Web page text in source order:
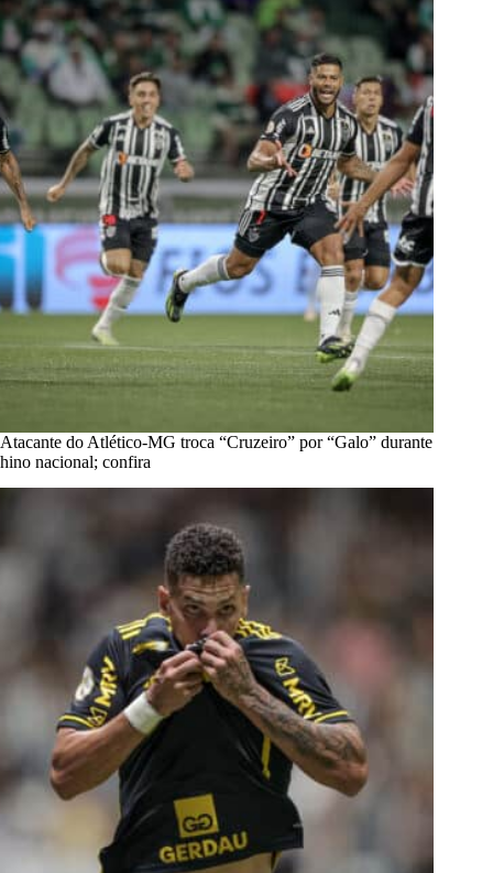
Atacante do Atlético-MG troca “Cruzeiro” por “Galo” durante
hino nacional; confira